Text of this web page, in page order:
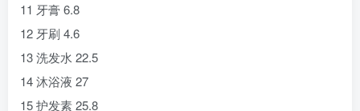
11 牙膏 6.8
12 牙刷 4.6
13 洗发水 22.5
14 沐浴液 27
15 护发素 25.8